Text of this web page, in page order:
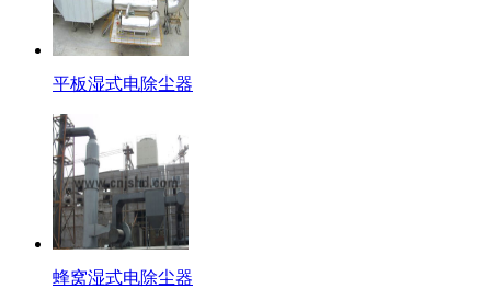
平板湿式电除尘器
蜂窝湿式电除尘器